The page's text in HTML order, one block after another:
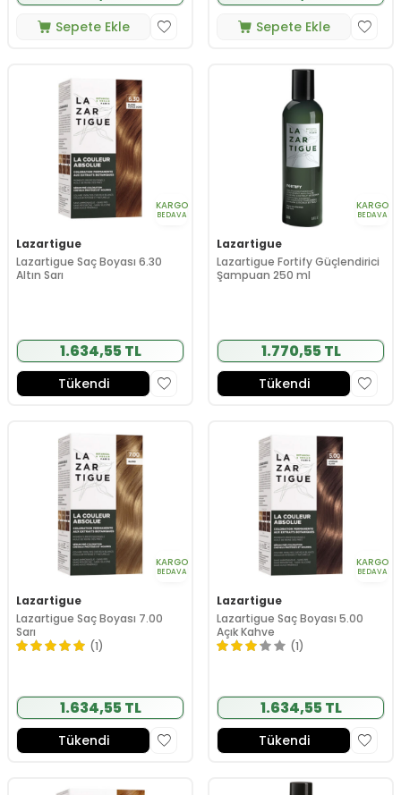
Sepete Ekle Sepete Ekle
KARGO
BEDAVA
Lazartigue
Lazartigue Saç Boyası 6.30
Altın Sarı
1.634,55 TL
Tükendi
KARGO
BEDAVA
Lazartigue
Lazartigue Fortify Güçlendirici
Şampuan 250 ml
1.770,55 TL
Tükendi
KARGO
BEDAVA
Lazartigue
Lazartigue Saç Boyası 7.00
Sarı
(1)
1.634,55 TL
Tükendi
KARGO
BEDAVA
Lazartigue
Lazartigue Saç Boyası 5.00
Açık Kahve
(1)
1.634,55 TL
Tükendi